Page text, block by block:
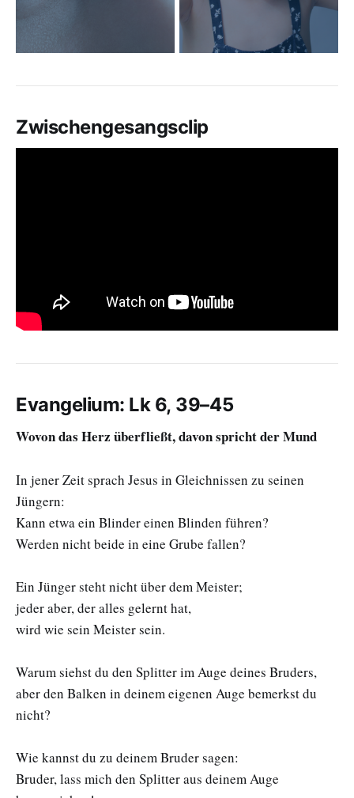
Zwischengesangsclip
Evangelium: Lk 6, 39–45
Wovon das Herz überfließt, davon spricht der Mund
In jener Zeit sprach Jesus in Gleichnissen zu seinen
Jüngern:
Kann etwa ein Blinder einen Blinden führen?
Werden nicht beide in eine Grube fallen?
Ein Jünger steht nicht über dem Meister;
jeder aber, der alles gelernt hat,
wird wie sein Meister sein.
Warum siehst du den Splitter im Auge deines Bruders,
aber den Balken in deinem eigenen Auge bemerkst du
nicht?
Wie kannst du zu deinem Bruder sagen:
Bruder, lass mich den Splitter aus deinem Auge